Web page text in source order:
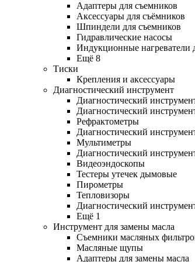
Адаптеры для съемников
Аксессуары для съёмников
Шпиндели для съемников
Гидравлические насосы
Индукционные нагреватели
Ещё 8
Тиски
Крепления и аксессуары
Диагностический инструмент
Диагностический
Диагностический
Рефрактометры
Диагностический
Мультиметры
Диагностический
Видеоэндоскопы
Тестеры утечек дымовые
Пирометры
Тепловизоры
Диагностический
Ещё 1
Инструмент для замены масла
Съемники масляных
Масляные щупы
Адаптеры для замены масла